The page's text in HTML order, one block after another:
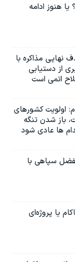
هنوز ادامه
نهایی مذاکره با
از دستیابی
اتمی است
اولویت کشورهای
باز شدن تنگه
ها عادی شود
سپاهی با
یا پروژه‌ای